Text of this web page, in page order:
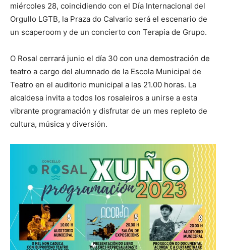
miércoles 28, coincidiendo con el Día Internacional del
Orgullo LGTB, la Praza do Calvario será el escenario de
un scaperoom y de un concierto con Terapia de Grupo.
O Rosal cerrará junio el día 30 con una demostración de
teatro a cargo del alumnado de la Escola Municipal de
Teatro en el auditorio municipal a las 21.00 horas. La
alcaldesa invita a todos los rosaleiros a unirse a esta
vibrante programación y disfrutar de un mes repleto de
cultura, música y diversión.